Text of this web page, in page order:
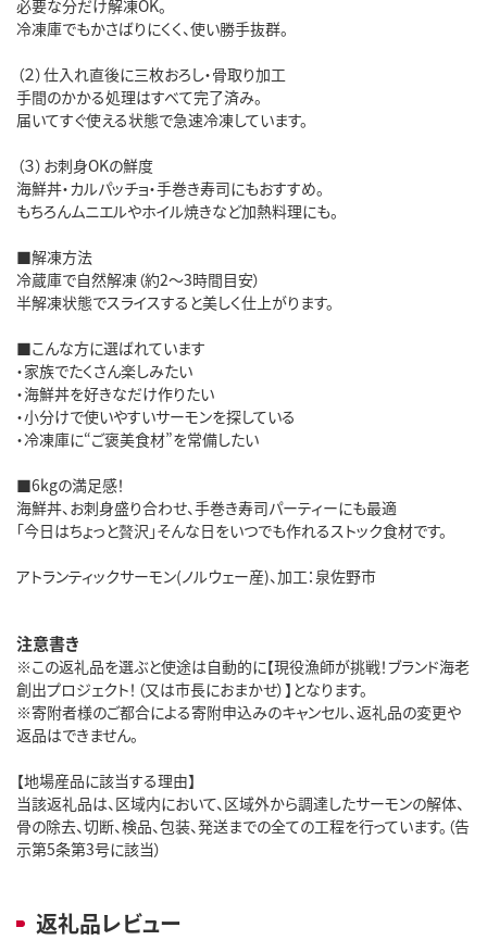
必要な分だけ解凍OK。
冷凍庫でもかさばりにくく、使い勝手抜群。
（２）仕入れ直後に三枚おろし・骨取り加工
手間のかかる処理はすべて完了済み。
届いてすぐ使える状態で急速冷凍しています。
（３）お刺身OKの鮮度
海鮮丼・カルパッチョ・手巻き寿司にもおすすめ。
もちろんムニエルやホイル焼きなど加熱料理にも。
■解凍方法
冷蔵庫で自然解凍（約2～3時間目安）
半解凍状態でスライスすると美しく仕上がります。
■こんな方に選ばれています
・家族でたくさん楽しみたい
・海鮮丼を好きなだけ作りたい
・小分けで使いやすいサーモンを探している
・冷凍庫に“ご褒美食材”を常備したい
■6kgの満足感！
海鮮丼、お刺身盛り合わせ、手巻き寿司パーティーにも最適
「今日はちょっと贅沢」そんな日をいつでも作れるストック食材です。
アトランティックサーモン(ノルウェー産)、加工：泉佐野市
注意書き
※この返礼品を選ぶと使途は自動的に【現役漁師が挑戦！ブランド海老
創出プロジェクト！（又は市長におまかせ）】となります。
※寄附者様のご都合による寄附申込みのキャンセル、返礼品の変更や
返品はできません。
【地場産品に該当する理由】
当該返礼品は、区域内において、区域外から調達したサーモンの解体、
骨の除去、切断、検品、包装、発送までの全ての工程を行っています。（告
示第5条第3号に該当）
返礼品レビュー